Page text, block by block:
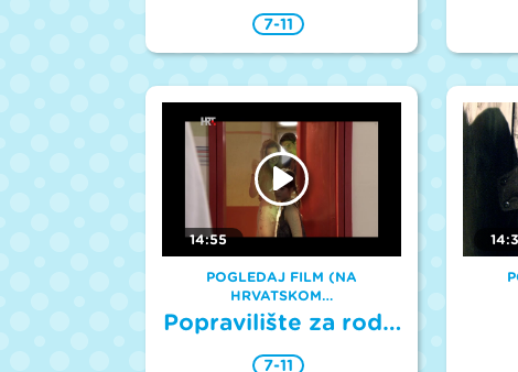
7-11
14:55
POGLEDAJ FILM (NA
HRVATSKOM…
Popravilište za rod…
7-11